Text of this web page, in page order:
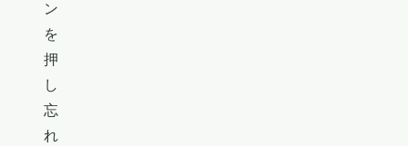
ン
を
押
し
忘
れ